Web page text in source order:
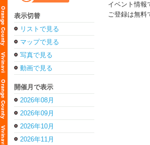
表示切替
リストで見る
マップで見る
写真で見る
動画で見る
開催月で表示
2026年08月
2026年09月
2026年10月
2026年11月
イベント情報
ご登録は無料